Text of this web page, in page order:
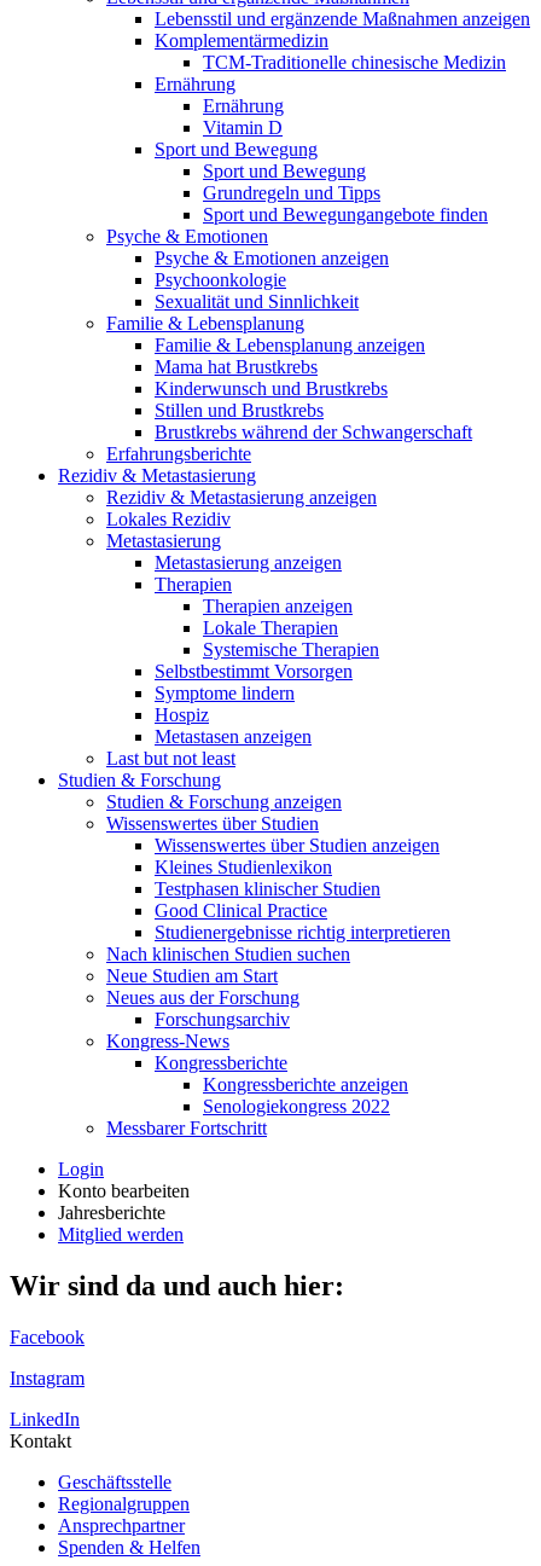
Lebensstil und ergänzende Maßnahmen anzeigen
Komplementärmedizin
TCM-Traditionelle chinesische Medizin
Ernährung
Ernährung
Vitamin D
Sport und Bewegung
Sport und Bewegung
Grundregeln und Tipps
Sport und Bewegungangebote finden
Psyche & Emotionen
Psyche & Emotionen anzeigen
Psychoonkologie
Sexualität und Sinnlichkeit
Familie & Lebensplanung
Familie & Lebensplanung anzeigen
Mama hat Brustkrebs
Kinderwunsch und Brustkrebs
Stillen und Brustkrebs
Brustkrebs während der Schwangerschaft
Erfahrungsberichte
Rezidiv & Metastasierung
Rezidiv & Metastasierung anzeigen
Lokales Rezidiv
Metastasierung
Metastasierung anzeigen
Therapien
Therapien anzeigen
Lokale Therapien
Systemische Therapien
Selbstbestimmt Vorsorgen
Symptome lindern
Hospiz
Metastasen anzeigen
Last but not least
Studien & Forschung
Studien & Forschung anzeigen
Wissenswertes über Studien
Wissenswertes über Studien anzeigen
Kleines Studienlexikon
Testphasen klinischer Studien
Good Clinical Practice
Studienergebnisse richtig interpretieren
Nach klinischen Studien suchen
Neue Studien am Start
Neues aus der Forschung
Forschungsarchiv
Kongress-News
Kongressberichte
Kongressberichte anzeigen
Senologiekongress 2022
Messbarer Fortschritt
Login
Konto bearbeiten
Jahresberichte
Mitglied werden
Wir sind da und auch hier:
Facebook
Instagram
LinkedIn
Kontakt
Geschäftsstelle
Regionalgruppen
Ansprechpartner
Spenden & Helfen